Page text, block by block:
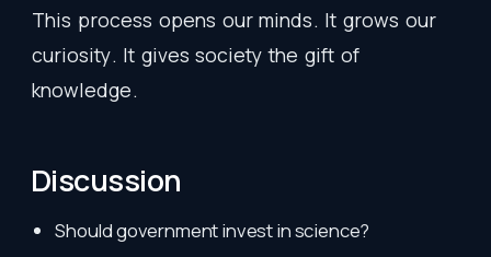
This process opens our minds. It grows our
curiosity. It gives society the gift of
knowledge.
Discussion
Should government invest in science?